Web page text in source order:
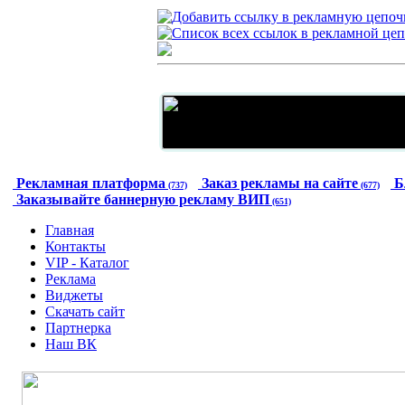
Рекламная платформа (737) Заказ рекламы на сайте (677)
Заказывайте баннерную рекламу ВИП (651)
Главная
Контакты
VIP - Каталог
Реклама
Виджеты
Скачать сайт
Партнерка
Наш ВК